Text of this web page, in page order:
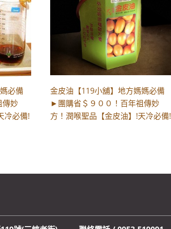
必備
妙
冷必備!
金皮油【119小舖】地方媽媽必備
►團購省＄９００！百年祖傳妙
方！潤喉聖品【金皮油】!天冷必備!